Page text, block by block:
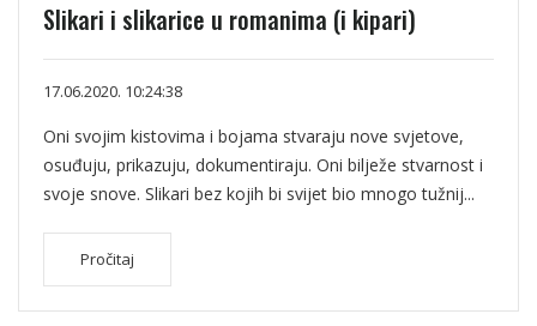
Slikari i slikarice u romanima (i kipari)
17.06.2020. 10:24:38
Oni svojim kistovima i bojama stvaraju nove svjetove,
osuđuju, prikazuju, dokumentiraju. Oni bilježe stvarnost i
svoje snove. Slikari bez kojih bi svijet bio mnogo tužnij...
Pročitaj